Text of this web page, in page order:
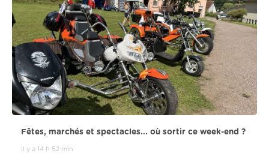
Fêtes, marchés et spectacles... où sortir ce week-end ?
il y a 14 h 52 min